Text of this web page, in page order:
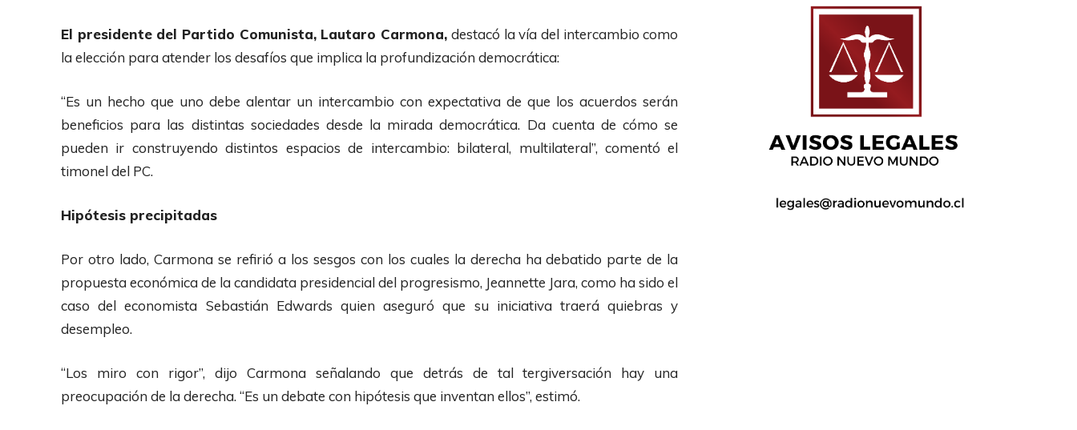
El presidente del Partido Comunista, Lautaro Carmona, destacó la vía del intercambio como
la elección para atender los desafíos que implica la profundización democrática:
“Es un hecho que uno debe alentar un intercambio con expectativa de que los acuerdos serán
beneficios para las distintas sociedades desde la mirada democrática. Da cuenta de cómo se
pueden ir construyendo distintos espacios de intercambio: bilateral, multilateral”, comentó el
timonel del PC.
Hipótesis precipitadas
Por otro lado, Carmona se refirió a los sesgos con los cuales la derecha ha debatido parte de la
propuesta económica de la candidata presidencial del progresismo, Jeannette Jara, como ha sido el
caso del economista Sebastián Edwards quien aseguró que su iniciativa traerá quiebras y
desempleo.
“Los miro con rigor”, dijo Carmona señalando que detrás de tal tergiversación hay una
preocupación de la derecha. “Es un debate con hipótesis que inventan ellos”, estimó.